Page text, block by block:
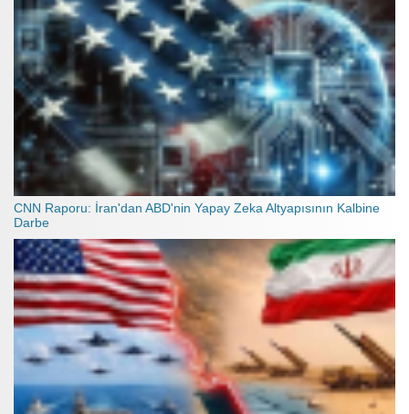
CNN Raporu: İran'dan ABD'nin Yapay Zeka Altyapısının Kalbine
Darbe